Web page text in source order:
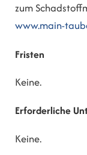
zum
www.main-
Fristen
Keine.
Erforderliche
Keine.